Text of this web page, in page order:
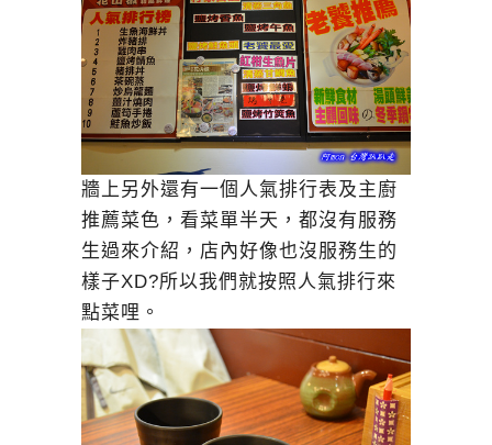
牆上另外還有一個人氣排行表及主廚
推薦菜色，看菜單半天，都沒有服務
生過來介紹，店內好像也沒服務生的
樣子XD?所以我們就按照人氣排行來
點菜哩。